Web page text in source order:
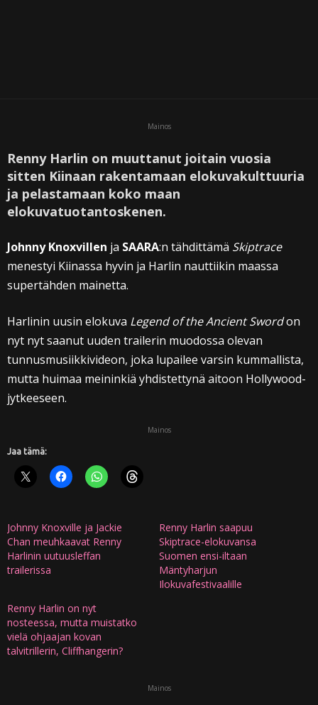
Mainos
Renny Harlin on muuttanut joitain vuosia
sitten Kiinaan rakentamaan elokuvakulttuuria
ja pelastamaan koko maan
elokuvatuotantoskenen.
Johnny Knoxvillen ja SAARA:n tähdittämä Skiptrace
menestyi Kiinassa hyvin ja Harlin nauttiikin maassa
supertähden mainetta.
Harlinin uusin elokuva Legend of the Ancient Swordon
nyt nyt saanut uuden trailerin muodossa olevan
tunnusmusiikkivideon, joka lupailee varsin kummallista,
mutta huimaa meininkiä yhdistettynä aitoon Hollywood-
jytkeeseen.
Mainos
Jaa tämä:
Johnny Knoxville ja Jackie
Chan meuhkaavat Renny
Harlinin uutuusleffan
trailerissa
Renny Harlin saapuu
Skiptrace-elokuvansa
Suomen ensi-iltaan
Mäntyharjun
Ilokuvafestivaalille
Renny Harlin on nyt
nosteessa, mutta muistatko
vielä ohjaajan kovan
talvitrillerin, Cliffhangerin?
Mainos